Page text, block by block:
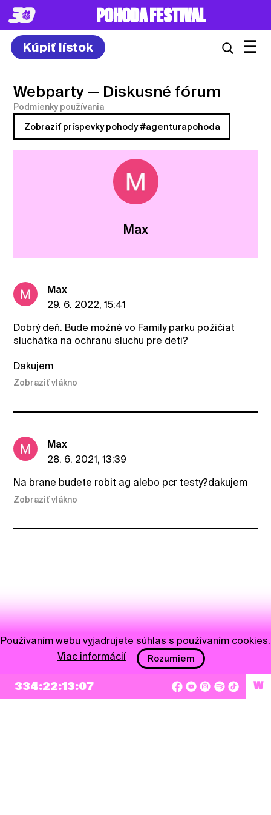
POHODA FESTIVAL
Kúpiť lístok ☰
Webparty — Diskusné fórum
Podmienky používania
Zobraziť príspevky pohody #agenturapohoda
Max
Max
29. 6. 2022, 15:41
Dobrý deň. Bude možné vo Family parku požičiat
sluchátka na ochranu sluchu pre deti?
Dakujem
Zobraziť vlákno
Max
28. 6. 2021, 13:39
Na brane budete robit ag alebo pcr testy?dakujem
Zobraziť vlákno
334:22:13:07 W
Používaním webu vyjadrujete súhlas s používaním cookies.
Viac informácií
Rozumiem